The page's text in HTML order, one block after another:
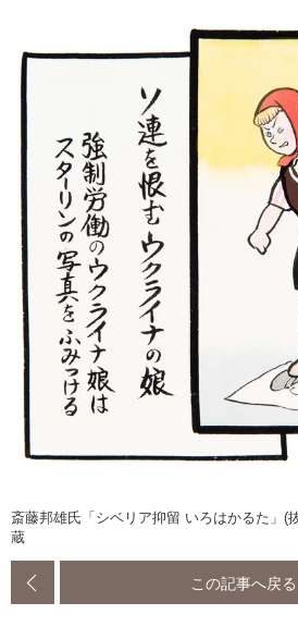
斎藤邦雄氏「シベリア抑留 いろはかるた」(
蔵
この記事へ戻る